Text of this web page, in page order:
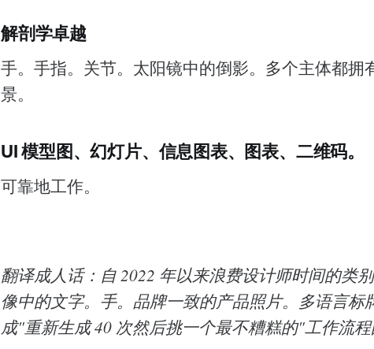
解剖学卓越
手。手指。关节。太阳镜中的倒影。多个主体都拥
景。
UI 模型图、幻灯片、信息图表、图表、二维码。
可靠地工作。
翻译成人话：自 2022 年以来浪费设计师时间的类
像中的文字。手。品牌一致的产品照片。多语言标
成"重新生成 40 次然后挑一个最不糟糕的"工作流程